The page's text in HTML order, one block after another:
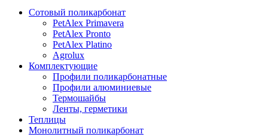
Сотовый поликарбонат
PetAlex Primavera
PetAlex Pronto
PetAlex Platino
Agrolux
Комплектующие
Профили поликарбонатные
Профили алюминиевые
Термошайбы
Ленты, герметики
Теплицы
Монолитный поликарбонат